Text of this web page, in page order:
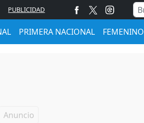
PUBLICIDAD
PRIMERA NACIONAL FEMENINO